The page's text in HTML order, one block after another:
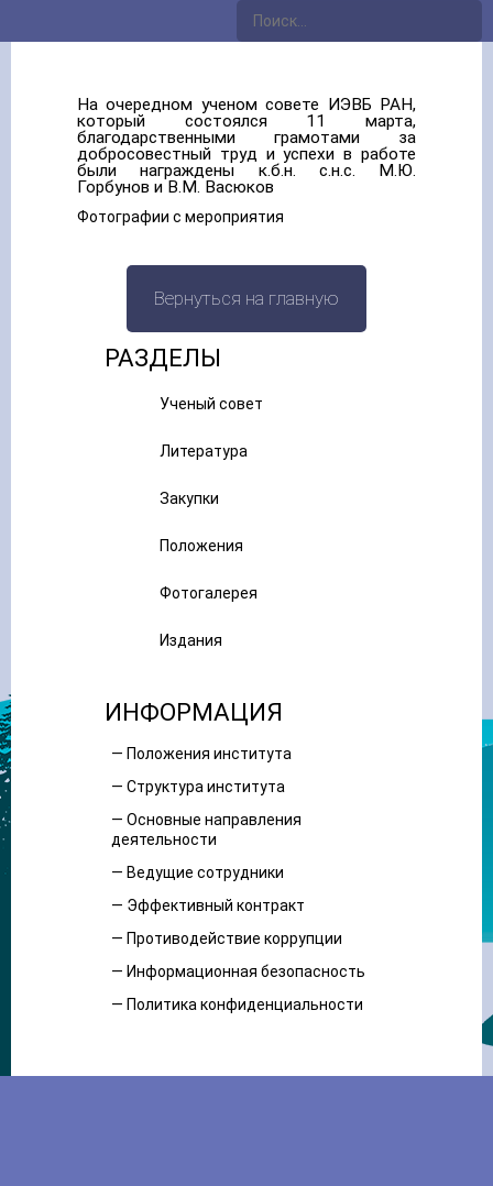
На очередном ученом совете ИЭВБ РАН,
который состоялся 11 марта,
благодарственными грамотами за
добросовестный труд и успехи в работе
были награждены к.б.н. с.н.с. М.Ю.
Горбунов и В.М. Васюков
Фотографии с мероприятия
Вернуться на главную
РАЗДЕЛЫ
Ученый совет
Литература
Закупки
Положения
Фотогалерея
Издания
ИНФОРМАЦИЯ
— Положения института
— Структура института
— Основные направления
деятельности
— Ведущие сотрудники
— Эффективный контракт
— Противодействие коррупции
— Информационная безопасность
— Политика конфиденциальности